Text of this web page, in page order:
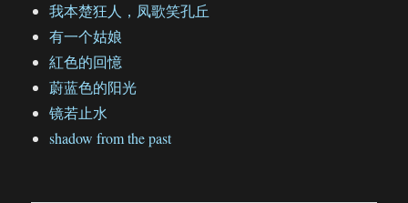
我本楚狂人，凤歌笑孔丘
有一个姑娘
紅色的回憶
蔚蓝色的阳光
镜若止水
shadow from the past